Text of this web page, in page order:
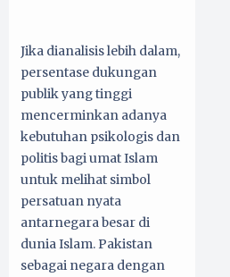
Jika dianalisis lebih dalam,
persentase dukungan
publik yang tinggi
mencerminkan adanya
kebutuhan psikologis dan
politis bagi umat Islam
untuk melihat simbol
persatuan nyata
antarnegara besar di
dunia Islam. Pakistan
sebagai negara dengan